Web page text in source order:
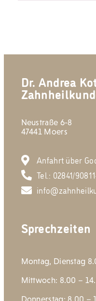
Dr. Andrea
Neustraße 6-8
47441 Moers
Anfahrt über
Tel.: 02841/
Sprechzeiten
Montag, Dienstag
Mittwoch: 8.00 –